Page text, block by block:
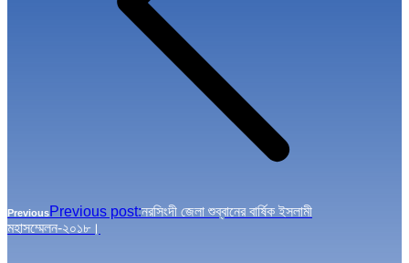
PreviousPrevious post:নরসিংদী জেলা শুব্বানের বার্ষিক ইসলামী
মহাসম্মেলন-২০১৮।